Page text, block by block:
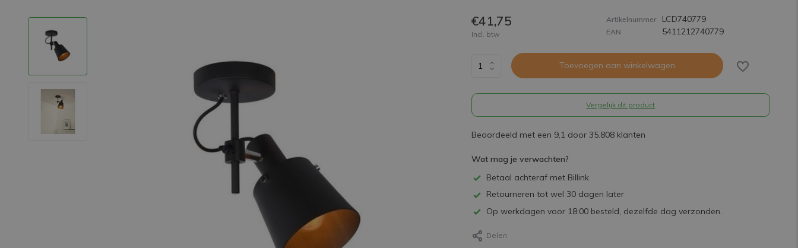
LED Schijnwerpers
LED Strips
LED Buitenverlichting
€41,75
Incl. btw
Artikelnummer LCD740779
EAN 5411212740779
Toevoegen aan winkelwagen
Vergelijk dit product
Beoordeeld met een 9,1 door 35.808 klanten
Wat mag je verwachten?
Betaal achteraf met Billink
Retourneren tot wel 30 dagen later
Op werkdagen voor 18:00 besteld, dezelfde dag verzonden.
Delen